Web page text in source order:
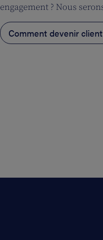
engagement ? Nous
Comment devenir